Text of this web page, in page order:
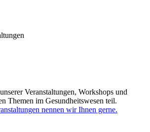
Veranstaltungen, Workshops und
Themen im Gesundheitswesen teil.
nennen wir Ihnen gerne.